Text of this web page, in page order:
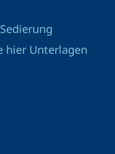
hier Unterlagen